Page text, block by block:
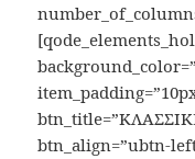
btn_align=”ubtn-